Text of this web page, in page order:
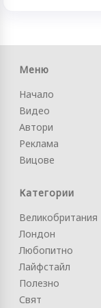
Меню
Начало
Видео
Автори
Реклама
Вицове
Категории
Великобритания
Лондон
Любопитно
Лайфстайл
Полезно
Свят